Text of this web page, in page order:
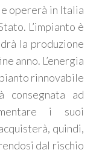
opererà in Italia
L’impianto è
la produzione
anno. L’energia
rinnovabile
ad
i suoi
quindi,
dal rischio